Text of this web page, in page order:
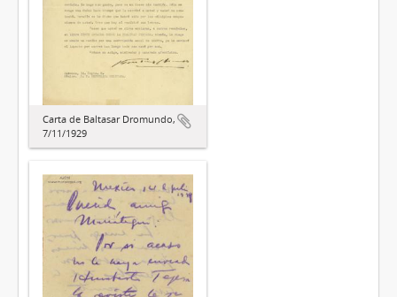
Carta de Baltasar Dromundo,
7/11/1929